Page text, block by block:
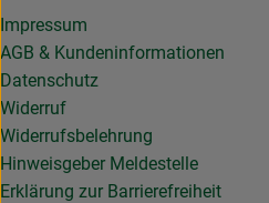
Impressum
AGB & Kundeninformationen
Datenschutz
Widerruf
Widerrufsbelehrung
Hinweisgeber Meldestelle
Erklärung zur Barrierefreiheit